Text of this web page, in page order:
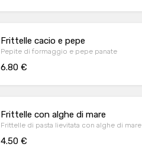
Frittelle cacio e pepe
Pepite di formaggio e pepe panate
6.80 €
Frittelle con alghe di mare
Frittelle di pasta lievitata con alghe di mare
4.50 €